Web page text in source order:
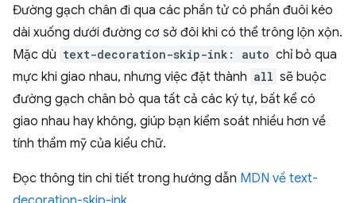
Đường gạch chân đi qua các phần tử có phần đuôi kéo
dài xuống dưới đường cơ sở đôi khi có thể trông lộn xộn.
Mặc dù text-decoration-skip-ink: auto chỉ bỏ qua
mực khi giao nhau, nhưng việc đặt thành all sẽ buộc
đường gạch chân bỏ qua tất cả các ký tự, bất kể có
giao nhau hay không, giúp bạn kiểm soát nhiều hơn về
tính thẩm mỹ của kiểu chữ.
Đọc thông tin chi tiết trong hướng dẫn MDN về text-